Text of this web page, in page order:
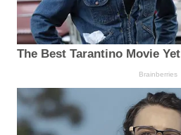
The Best Tarantino Movie Yet
Brainberries